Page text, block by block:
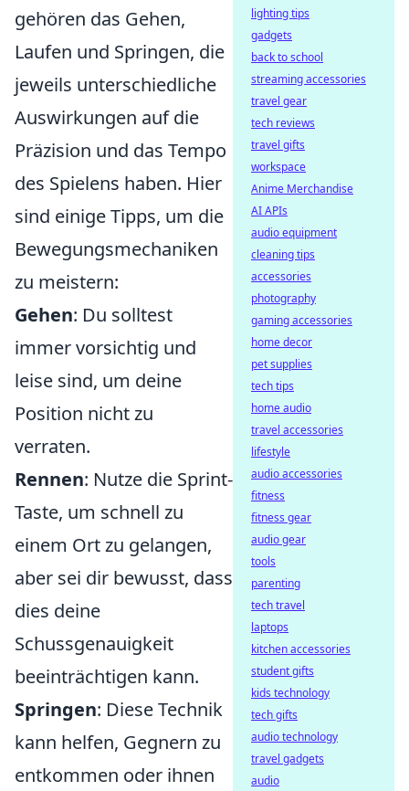
gehören das Gehen,
Laufen und Springen, die
jeweils unterschiedliche
Auswirkungen auf die
Präzision und das Tempo
des Spielens haben. Hier
sind einige Tipps, um die
Bewegungsmechaniken
zu meistern:
Gehen: Du solltest
immer vorsichtig und
leise sind, um deine
Position nicht zu
verraten.
Rennen: Nutze die Sprint-
Taste, um schnell zu
einem Ort zu gelangen,
aber sei dir bewusst, dass
dies deine
Schussgenauigkeit
beeinträchtigen kann.
Springen: Diese Technik
kann helfen, Gegnern zu
entkommen oder ihnen
lighting tips
gadgets
back to school
streaming accessories
travel gear
tech reviews
travel gifts
workspace
Anime Merchandise
AI APIs
audio equipment
cleaning tips
accessories
photography
gaming accessories
home decor
pet supplies
tech tips
home audio
travel accessories
lifestyle
audio accessories
fitness
fitness gear
audio gear
tools
parenting
tech travel
laptops
kitchen accessories
student gifts
kids technology
tech gifts
audio technology
travel gadgets
audio